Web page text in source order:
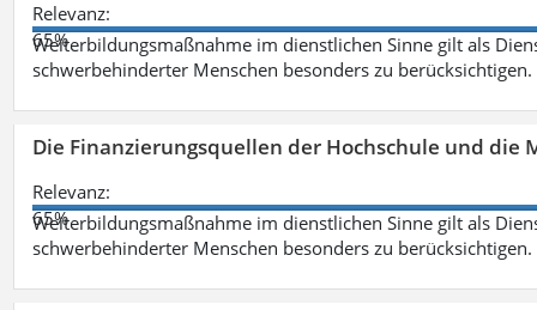
Relevanz:
65%
Weiterbildungsmaßnahme im dienstlichen Sinne gilt als
schwerbehinderter Menschen besonders zu berücksichtigen.
Die Finanzierungsquellen der Hochschule und die
Relevanz:
65%
Weiterbildungsmaßnahme im dienstlichen Sinne gilt als
schwerbehinderter Menschen besonders zu berücksichtigen.